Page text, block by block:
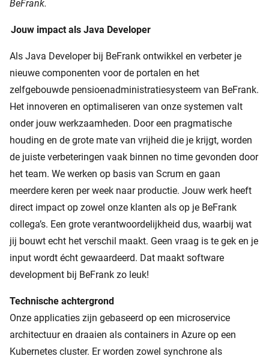
BeFrank.
Jouw impact als Java Developer
Als Java Developer bij BeFrank ontwikkel en verbeter je
nieuwe componenten voor de portalen en het
zelfgebouwde pensioenadministratiesysteem van BeFrank.
Het innoveren en optimaliseren van onze systemen valt
onder jouw werkzaamheden. Door een pragmatische
houding en de grote mate van vrijheid die je krijgt, worden
de juiste verbeteringen vaak binnen no time gevonden door
het team. We werken op basis van Scrum en gaan
meerdere keren per week naar productie. Jouw werk heeft
direct impact op zowel onze klanten als op je BeFrank
collega’s. Een grote verantwoordelijkheid dus, waarbij wat
jij bouwt echt het verschil maakt. Geen vraag is te gek en je
input wordt écht gewaardeerd. Dat maakt software
development bij BeFrank zo leuk!
Technische achtergrond
Onze applicaties zijn gebaseerd op een microservice
architectuur en draaien als containers in Azure op een
Kubernetes cluster. Er worden zowel synchrone als